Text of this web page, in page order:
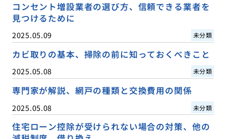
コンセント増設業者の選び方、信頼できる業者を
見つけるために
2025.05.09 未分類
カビ取りの基本、掃除の前に知っておくべきこと
2025.05.08 未分類
専門家が解説、網戸の種類と交換費用の関係
2025.05.08 未分類
住宅ローン控除が受けられない場合の対策、他の